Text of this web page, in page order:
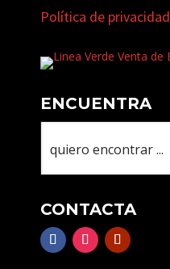
Política de privacidad
ENCUENTRA
CONTACTA